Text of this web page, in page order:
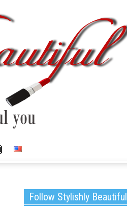
Follow Stylishly Beautiful